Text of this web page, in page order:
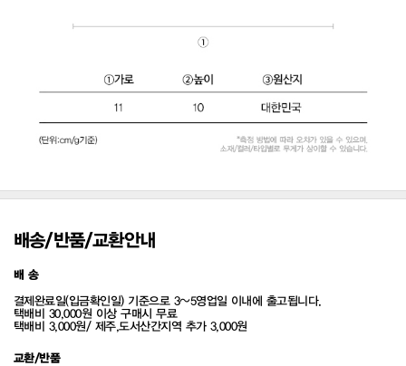
배송/반품/교환안내
배 송
결제완료일(입금확인일) 기준으로 3~5영업일 이내에 출고됩니다.
택배비 30,000원 이상 구매시 무료
택배비 3,000원/ 제주,도서산간지역 추가 3,000원
교환/반품